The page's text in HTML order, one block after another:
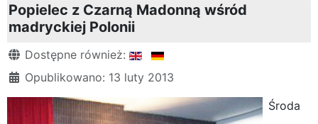
Popielec z Czarną Madonną wśród
madryckiej Polonii
Szczegóły
Dostępne również:
Opublikowano: 13 luty 2013
Środa